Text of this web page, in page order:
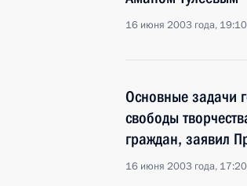
16 июня 2003 года, 19:10
Основные задачи
свободы
граждан, заявил
16 июня 2003 года, 17:20